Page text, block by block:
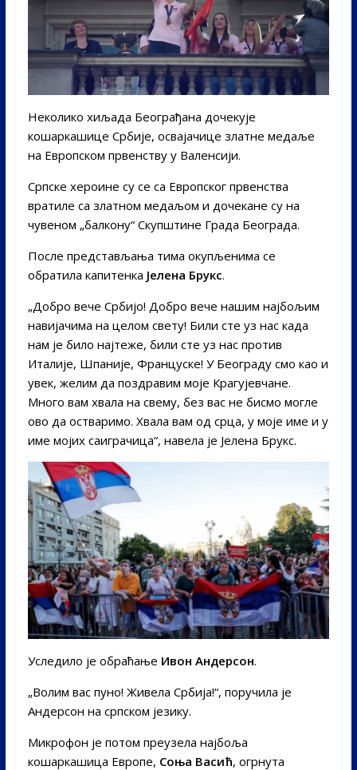
Неколико хиљада Београђана дочекује
кошаркашице Србије, освајачице златне медаље
на Европском првенству у Валенсији.
Српске хероине су се са Европског првенства
вратиле са златном медаљом и дочекане су на
чувеном „балкону“ Скупштине Града Београда.
После представљања тима окупљенима се
обратила капитенка Јелена Брукс.
„Добро вече Србијо! Добро вече нашим најбољим
навијачима на целом свету! Били сте уз нас када
нам је било најтеже, били сте уз нас против
Италије, Шпаније, Француске! У Београду смо као и
увек, желим да поздравим моје Крагујевчане.
Много вам хвала на свему, без вас не бисмо могле
ово да остваримо. Хвала вам од срца, у моје име и у
име мојих саиграчица“, навела је Јелена Брукс.
Уследило је обраћање Ивон Андерсон.
„Волим вас пуно! Живела Србија!“, поручила је
Андерсон на српском језику.
Микрофон је потом преузела најбоља
кошаркашица Европе, Соња Васић, огрнута